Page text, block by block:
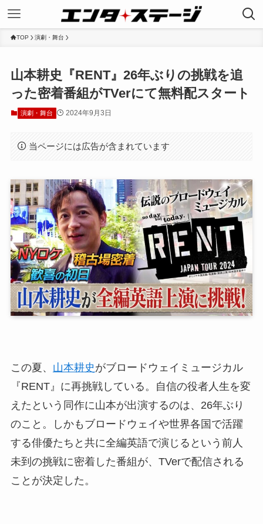
TOP 演劇・舞台
山本耕史『RENT』26年ぶりの挑戦を追
った密着番組がTVerにて無料配スタート
演劇・舞台 2024年9月3日
当ページには広告が含まれています
この夏、 山本耕史 がブロードウェイミュージカル
『RENT』に再挑戦している。自信の役者人生を変
えたという同作に山本が出演するのは、26年ぶり
のこと。しかもブロードウェイや世界各国で活躍
する俳優たちと共に全編英語で演じるという前人
未到の挑戦に密着した番組が、TVerで配信される
ことが決定した。